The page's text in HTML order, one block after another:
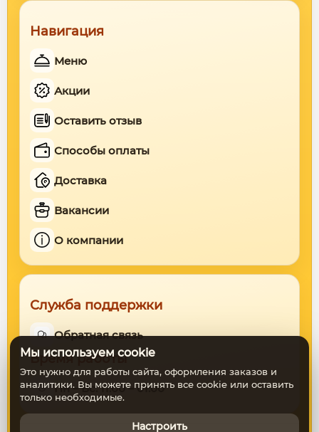
Мы используем cookie
Это нужно для работы сайта, оформления заказов и
аналитики. Вы можете принять все cookie или оставить
только необходимые.
Настроить
Навигация
Меню
Акции
Оставить отзыв
Способы оплаты
Доставка
Вакансии
О компании
Служба поддержки
Обратная связь
Время работы
Пн – Вс: 11:00 – 01:00